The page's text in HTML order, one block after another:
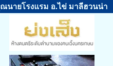
นายโรงแรม อ.ไข่ มาลีฮวนน่า